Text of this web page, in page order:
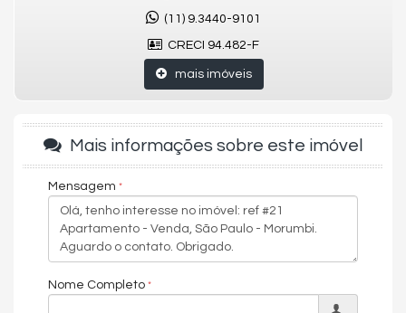
Varanda totalmente envidraçada
despensa
Escritório
Armários Planejados
quartos Grandes
Piscina Aquecida
Lava Rápido
pomar
Características do Imóvel
(11) 9.3440-9101
CRECI 94.482-F
mais imóveis
Mais informações sobre este imóvel
Mensagem
Nome Completo